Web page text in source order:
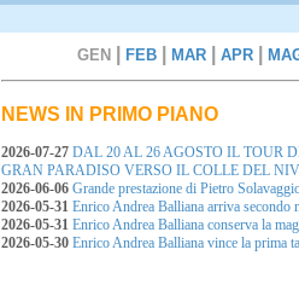
GEN FEB MAR APR
NEWS IN PRIMO PIANO
2026-07-27 DAL 20 AL 26 AGOSTO IL TOUR
GRAN PARADISO VERSO IL COLLE DEL
2026-06-06 Grande prestazione di Pietro
2026-05-31 Enrico Andrea Balliana arriva
2026-05-31 Enrico Andrea Balliana conserva la
2026-05-30 Enrico Andrea Balliana vince la prima